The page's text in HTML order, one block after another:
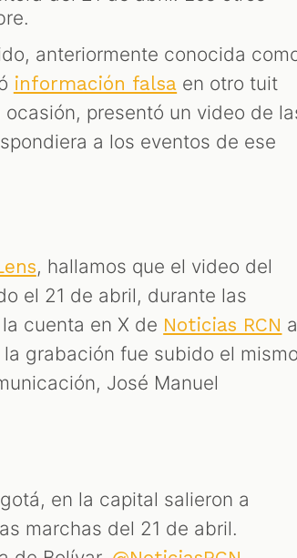
anteriormente conocida
información falsa en otro tuit
presentó un video de
a los eventos de ese
, hallamos que el video del
el 21 de abril, durante las
cuenta en X de Noticias RCN
la grabación fue subido el
José Manuel
en la capital salieron a
marchas del 21 de abril.